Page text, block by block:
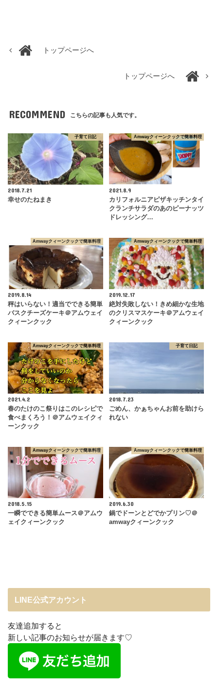
トップページへ
トップページへ
RECOMMEND こちらの記事も人気です。
子育て日記
2018.7.21
幸せのたねまき
Amwayクィーンクックで簡単料理
2021.8.9
カリフォルニアピザキッチンタイ
クランチサラダのあのピーナッツ
ドレッシング…
Amwayクィーンクックで簡単料理
2019.8.14
秤はいらない！適当でできる簡単
バスクチーズケーキ＠アムウェイ
クィーンクック
Amwayクィーンクックで簡単料理
2019.12.17
絶対失敗しない！きめ細かな生地
のクリスマスケーキ＠アムウェイ
クィーンクック
Amwayクィーンクックで簡単料理
2021.4.2
春のたけのこ祭りはこのレシピで
食べまくろう！＠アムウェイクィ
ーンクック
子育て日記
2018.7.23
ごめん、かぁちゃんお前を助けら
れない
Amwayクィーンクックで簡単料理
2018.5.15
一瞬でできる簡単ムース＠アムウ
ェイクィーンクック
Amwayクィーンクックで簡単料理
2019.6.30
鍋でドーンとどでかプリン♡＠
amwayクィーンクック
LINE公式アカウント
友達追加すると
新しい記事のお知らせが届きます♡